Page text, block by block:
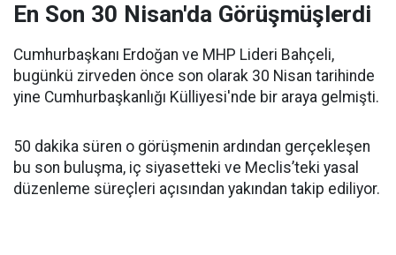
En Son 30 Nisan'da Görüşmüşlerdi
Cumhurbaşkanı Erdoğan ve MHP Lideri Bahçeli,
bugünkü zirveden önce son olarak 30 Nisan tarihinde
yine Cumhurbaşkanlığı Külliyesi'nde bir araya gelmişti.
50 dakika süren o görüşmenin ardından gerçekleşen
bu son buluşma, iç siyasetteki ve Meclis’teki yasal
düzenleme süreçleri açısından yakından takip ediliyor.